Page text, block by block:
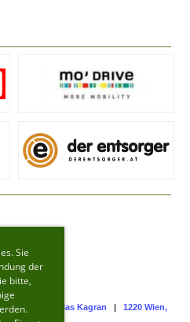
Sie
der
bitte,
- 2026 FC Hellas Kagran | 1220 Wien,